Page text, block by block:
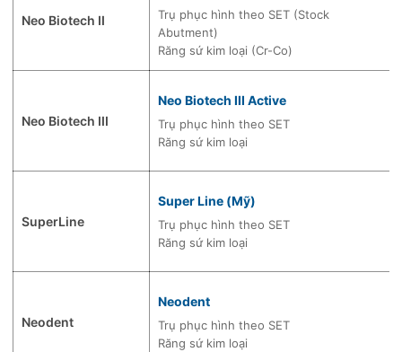
Neo Biotech II
Trụ phục hình theo SET (Stock
Abutment)
Răng sứ kim loại (Cr-Co)
Neo Biotech III
Neo Biotech III Active
Trụ phục hình theo SET
Răng sứ kim loại
SuperLine
Super Line (Mỹ)
Trụ phục hình theo SET
Răng sứ kim loại
Neodent
Neodent
Trụ phục hình theo SET
Răng sứ kim loại